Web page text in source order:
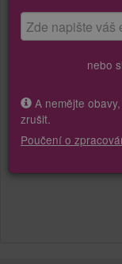
nebo
A nemějte
zrušit.
Poučení o